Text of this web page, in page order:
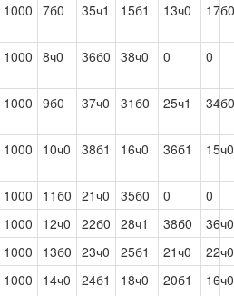
1000 7б0 35ч1 15б1 13ч0 17б0
1000 8ч0 36б0 38ч0 0 0
1000 9б0 37ч0 31б0 25ч1 34б0
1000 10ч0 38б1 16ч0 36б1 15ч0
1000 11б0 21ч0 35б0 0
0
1000 12ч0 22б0 28ч1 38б0
36ч0
1000 13б0 23ч0 25б1 21ч0
22ч0
1000 14ч0 24б1 18ч0 20б1 16ч0